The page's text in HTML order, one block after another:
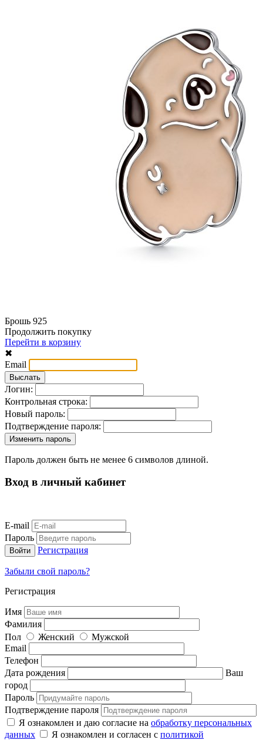
Брошь 925
Продолжить покупку
Перейти в корзину
✖
Email
Логин:
Контрольная строка:
Новый пароль:
Подтверждение пароля:
Пароль должен быть не менее 6 символов длиной.
Вход в личный кабинет
E-mail
Пароль
Регистрация
Забыли свой пароль?
Регистрация
Имя
Фамилия
Пол
Женский
Мужской
Email
Телефон
Дата рождения
Ваш
город
Пароль
Подтверждение пароля
Я ознакомлен и даю согласие на обработку персональных
данных
Я ознакомлен и согласен с политикой